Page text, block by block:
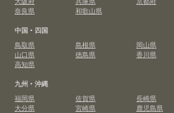
奈良県
和歌山県
中国・四国
鳥取県
島根県 岡山県
山口県
徳島県 香川県
高知県
九州・沖縄
福岡県
佐賀県 長崎県
大分県
宮崎県 鹿児島県